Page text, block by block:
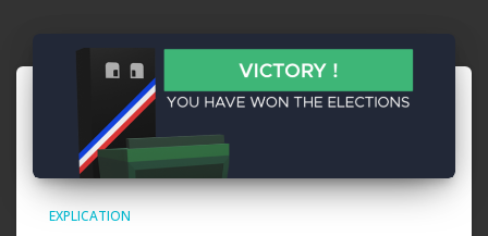
EXPLICATION